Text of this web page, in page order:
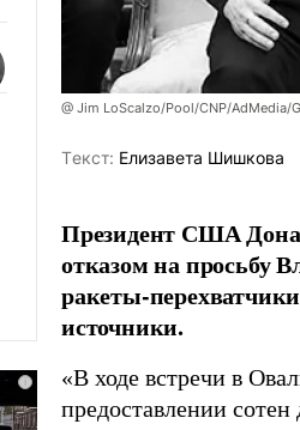
@ Jim LoScalzo/Pool/CNP/AdMedia/
Tекст: Елизавета Шишкова
Президент США
отказом на просьбу
ракеты-
источники.
«В ходе встречи в
предоставлении